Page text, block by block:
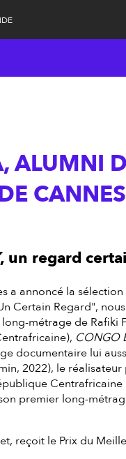
ALUMNI
, un regard
a annoncé la
Certain Regard",
métrage de Rafiki
CONGO
documentaire lui
2022), le réalisateur
Centrafricaine
premier long-
reçoit le Prix du